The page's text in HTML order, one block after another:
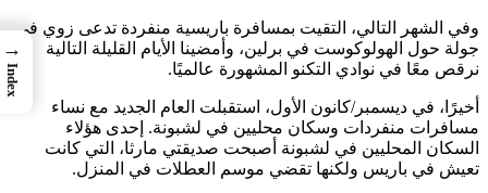
وفي الشهر التالي، التقيت بمسافرة باريسية منفردة تدعى زوي في
جولة حول الهولوكوست في برلين، وأمضينا الأيام القليلة التالية
نرقص معًا في نوادي التكنو المشهورة عالميًا.
أخيرًا، في ديسمبر/كانون الأول، استقبلت العام الجديد مع نساء
مسافرات منفردات وسكان محليين في لشبونة. إحدى هؤلاء
السكان المحليين في لشبونة أصبحت صديقتي مارثا، التي كانت
تعيش في باريس ولكنها تقضي موسم العطلات في المنزل.
→
Index